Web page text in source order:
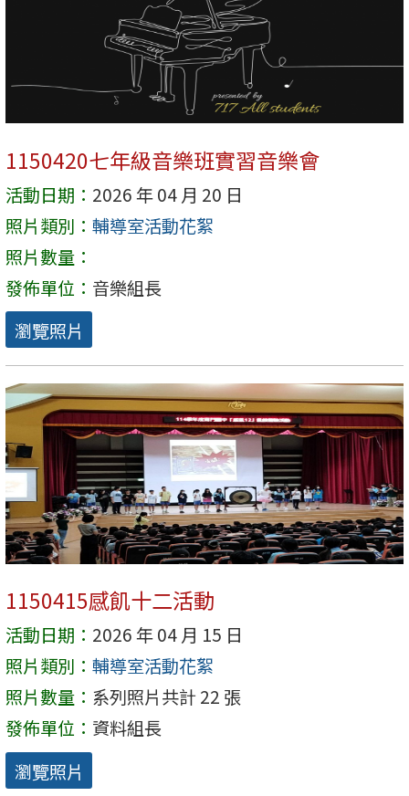
1150420七年級音樂班實習音樂會
活動日期： 2026 年 04 月 20 日
照片類別： 輔導室活動花絮
照片數量：
發佈單位： 音樂組長
瀏覽照片
1150415感飢十二活動
活動日期： 2026 年 04 月 15 日
照片類別： 輔導室活動花絮
照片數量： 系列照片共計 22 張
發佈單位： 資料組長
瀏覽照片